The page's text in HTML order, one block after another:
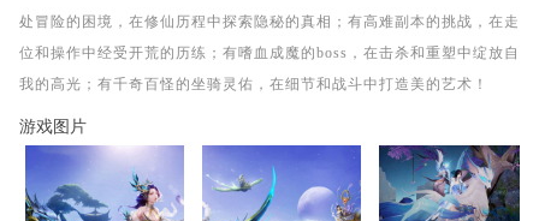
处冒险的困境，在修仙历程中探索隐秘的真相；有高难副本的挑战，在走
位和操作中经受开荒的历练；有嗜血成魔的boss，在击杀和重塑中绽放自
我的高光；有千奇百怪的坐骑灵佑，在细节和战斗中打造美的艺术！
游戏图片